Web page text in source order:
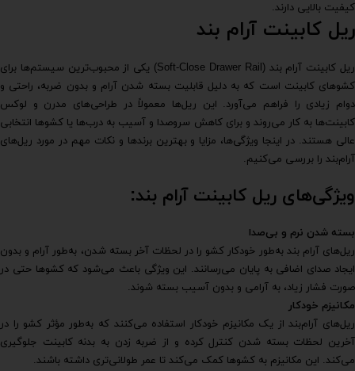
کیفیت بالایی دارند.
ریل کابینت آرام بند
ریل کابینت آرام بند (Soft-Close Drawer Rail) یکی از محبوب‌ترین سیستم‌ها برای
کشوهای کابینت است که به دلیل قابلیت بسته شدن آرام و بدون ضربه، راحتی و
دوام زیادی را فراهم می‌آورد. این ریل‌ها معمولاً در طراحی‌های مدرن و لوکس
کابینت‌ها به کار می‌روند و برای کاهش سروصدا و آسیب به درب‌ها یا کشوها انتخابی
عالی هستند. در اینجا ویژگی‌ها، مزایا و بهترین برندها و نکات مهم در مورد ریل‌های
آرام‌بند را بررسی می‌کنیم.
ویژگی‌های ریل کابینت آرام بند:
بسته شدن نرم و بی‌صدا
ریل‌های آرام بند به‌طور خودکار کشو را در لحظات آخر بسته شدن، به‌طور آرام و بدون
ایجاد صدای اضافی به پایان می‌رسانند. این ویژگی باعث می‌شود که کشوها حتی در
صورت فشار زیاد، به آرامی و بدون آسیب بسته شوند.
مکانیزم خودکار
ریل‌های آرام‌بند از یک مکانیزم خودکار استفاده می‌کنند که به‌طور مؤثر کشو را در
آخرین لحظات بسته شدن کنترل کرده و از ضربه زدن به بدنه کابینت جلوگیری
می‌کند. این مکانیزم به کشوها کمک می‌کند تا عمر طولانی‌تری داشته باشند.